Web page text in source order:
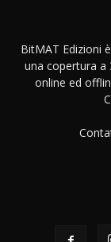
BitMAT Edizioni
una copertura a
online ed